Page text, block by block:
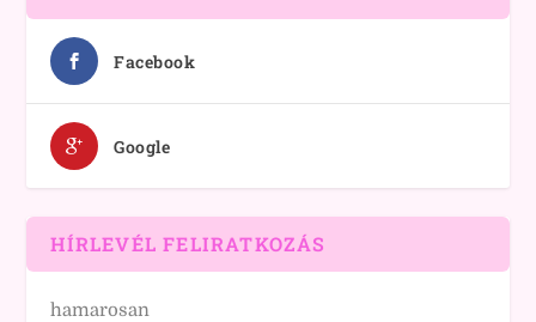
Facebook
Google
HÍRLEVÉL FELIRATKOZÁS
hamarosan